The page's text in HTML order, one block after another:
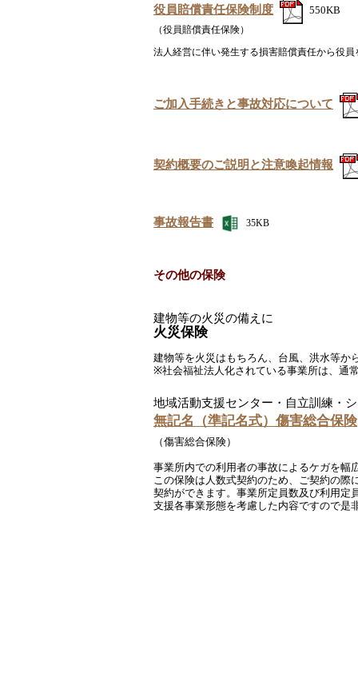
役員賠償責任保険制度 550KB
（役員賠償責任保険）
法人経営に伴い発生する損害賠償責任から役
ご加入手続きと事故対応について
契約概要のご説明と注意喚起情報
事故報告書 35KB
その他の保険
建物等の火災の備えに
火災保険
建物等を火災はもちろん、台風、洪水等か
※社会福祉法人化されている事業所は、通
地域活動支援センター・自立訓練・
無記名（準記名式）傷害総合保険
（傷害総合保険）
事業所内での利用者の事故によるケガを幅
この保険は人数式契約のため、ご契約の際
契約ができます。事業所定員数及び利用定
支援各事業形態を考慮した内容ですので是